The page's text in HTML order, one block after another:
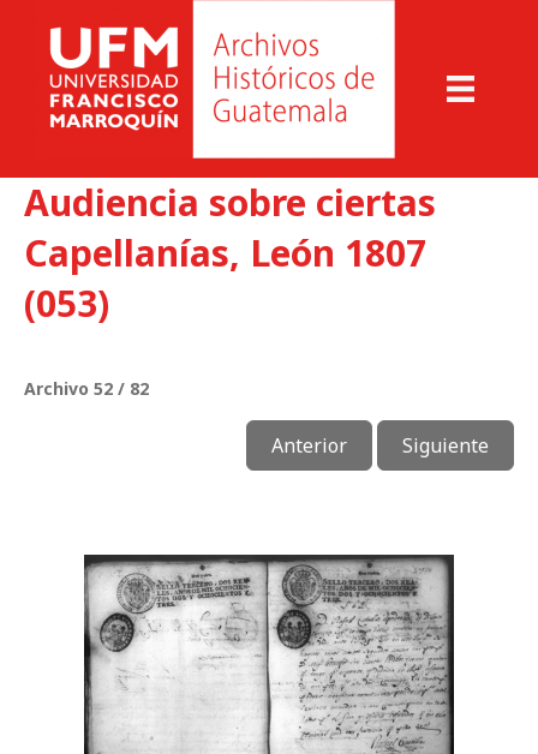
Audiencia sobre ciertas
Capellanías, León 1807
(053)
Archivo 52 / 82
Anterior Siguiente